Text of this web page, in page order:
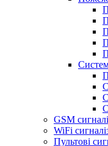
GSM
WiFi
Пультові